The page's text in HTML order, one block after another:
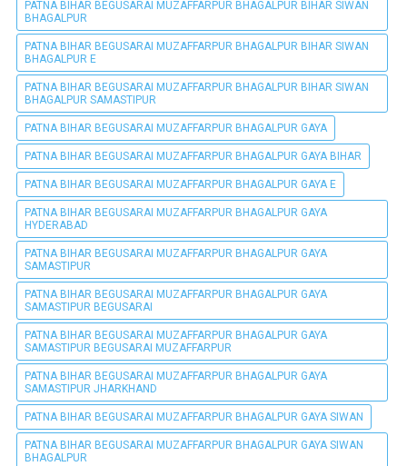
PATNA BIHAR BEGUSARAI MUZAFFARPUR BHAGALPUR BIHAR SIWAN
BHAGALPUR
PATNA BIHAR BEGUSARAI MUZAFFARPUR BHAGALPUR BIHAR SIWAN
BHAGALPUR E
PATNA BIHAR BEGUSARAI MUZAFFARPUR BHAGALPUR BIHAR SIWAN
BHAGALPUR SAMASTIPUR
PATNA BIHAR BEGUSARAI MUZAFFARPUR BHAGALPUR GAYA
PATNA BIHAR BEGUSARAI MUZAFFARPUR BHAGALPUR GAYA BIHAR
PATNA BIHAR BEGUSARAI MUZAFFARPUR BHAGALPUR GAYA E
PATNA BIHAR BEGUSARAI MUZAFFARPUR BHAGALPUR GAYA
HYDERABAD
PATNA BIHAR BEGUSARAI MUZAFFARPUR BHAGALPUR GAYA
SAMASTIPUR
PATNA BIHAR BEGUSARAI MUZAFFARPUR BHAGALPUR GAYA
SAMASTIPUR BEGUSARAI
PATNA BIHAR BEGUSARAI MUZAFFARPUR BHAGALPUR GAYA
SAMASTIPUR BEGUSARAI MUZAFFARPUR
PATNA BIHAR BEGUSARAI MUZAFFARPUR BHAGALPUR GAYA
SAMASTIPUR JHARKHAND
PATNA BIHAR BEGUSARAI MUZAFFARPUR BHAGALPUR GAYA SIWAN
PATNA BIHAR BEGUSARAI MUZAFFARPUR BHAGALPUR GAYA SIWAN
BHAGALPUR